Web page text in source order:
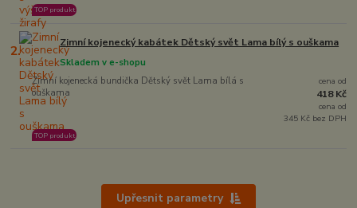
TOP produkt
2. Zimní kojenecký kabátek Dětský svět Lama bílý s ouškama
Zimní kojenecká bundička Dětský svět Lama bílá s
ouškama
Skladem v e-shopu
TOP produkt
cena od
418 Kč
cena od
345 Kč bez DPH
Upřesnit parametry